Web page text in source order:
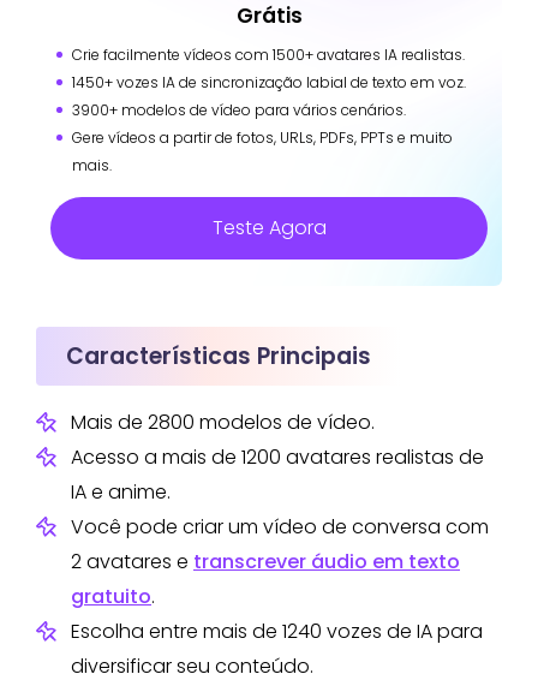
Grátis
Crie facilmente vídeos com 1500+ avatares IA realistas.
1450+ vozes IA de sincronização labial de texto em voz.
3900+ modelos de vídeo para vários cenários.
Gere vídeos a partir de fotos, URLs, PDFs, PPTs e muito
mais.
Teste Agora
Características Principais
Mais de 2800 modelos de vídeo.
Acesso a mais de 1200 avatares realistas de
IA e anime.
Você pode criar um vídeo de conversa com
2 avatares e transcrever áudio em texto
gratuito.
Escolha entre mais de 1240 vozes de IA para
diversificar seu conteúdo.